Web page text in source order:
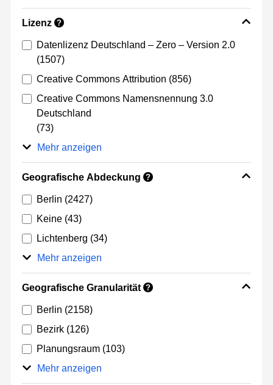
Lizenz ?
Datenlizenz Deutschland – Zero – Version 2.0
(1507)
Creative Commons Attribution (856)
Creative Commons Namensnennung 3.0
Deutschland
(73)
Mehr anzeigen
Geografische Abdeckung ?
Berlin (2427)
Keine (43)
Lichtenberg (34)
Mehr anzeigen
Geografische Granularität ?
Berlin (2158)
Bezirk (126)
Planungsraum (103)
Mehr anzeigen